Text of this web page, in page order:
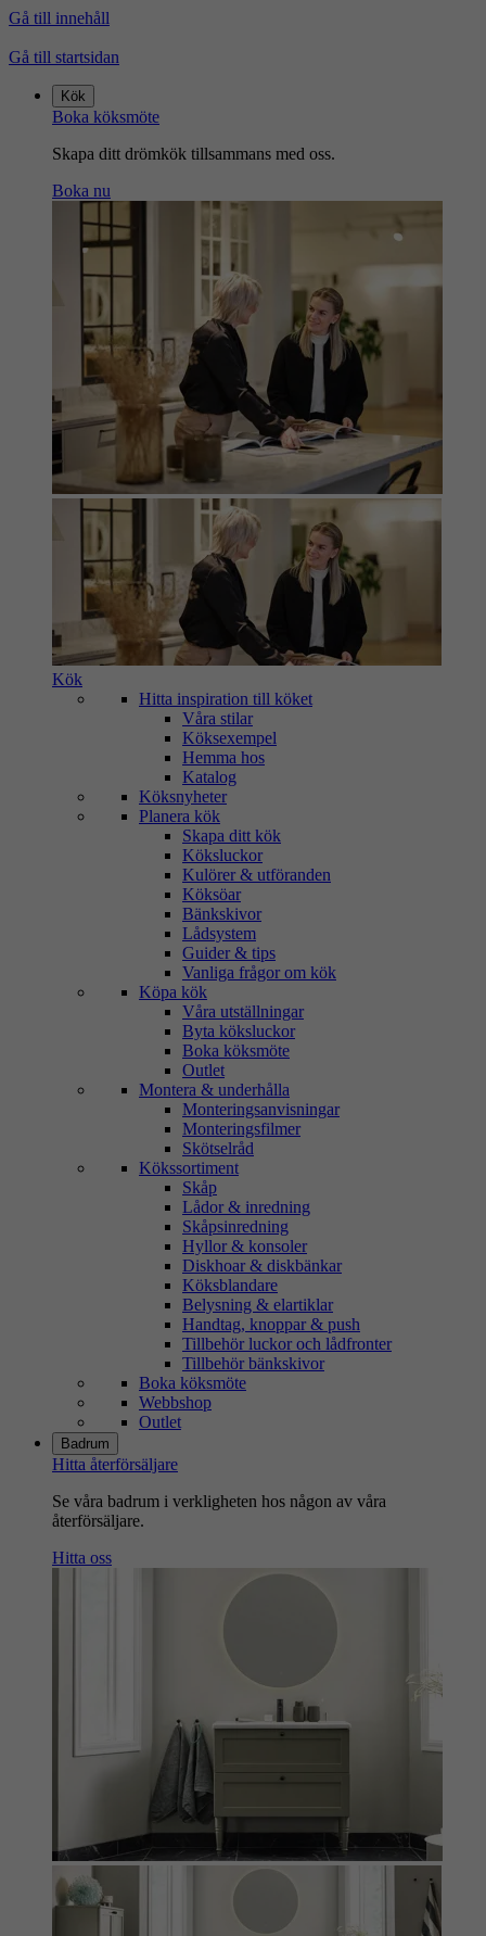
Gå till innehåll
Gå till startsidan
Kök
Boka köksmöte
Skapa ditt drömkök tillsammans med oss.
Boka nu
Kök
Hitta inspiration till köket
Våra stilar
Köksexempel
Hemma hos
Katalog
Köksnyheter
Planera kök
Skapa ditt kök
Köksluckor
Kulörer & utföranden
Köksöar
Bänkskivor
Lådsystem
Guider & tips
Vanliga frågor om kök
Köpa kök
Våra utställningar
Byta köksluckor
Boka köksmöte
Outlet
Montera & underhålla
Monteringsanvisningar
Monteringsfilmer
Skötselråd
Kökssortiment
Skåp
Lådor & inredning
Skåpsinredning
Hyllor & konsoler
Diskhoar & diskbänkar
Köksblandare
Belysning & elartiklar
Handtag, knoppar & push
Tillbehör luckor och lådfronter
Tillbehör bänkskivor
Boka köksmöte
Webbshop
Outlet
Badrum
Hitta återförsäljare
Se våra badrum i verkligheten hos någon av våra
återförsäljare.
Hitta oss